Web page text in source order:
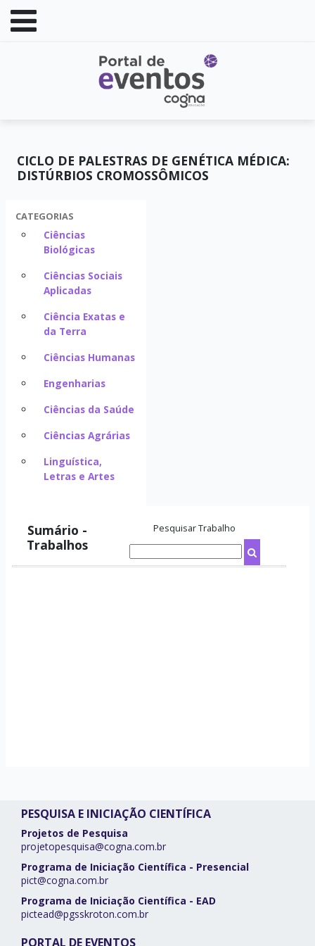
CICLO DE PALESTRAS DE GENÉTICA MÉDICA:
DISTÚRBIOS CROMOSSÔMICOS
CATEGORIAS
Ciências
Biológicas
Ciências Sociais
Aplicadas
Ciência Exatas e
da Terra
Ciências Humanas
Engenharias
Ciências da Saúde
Ciências Agrárias
Linguística,
Letras e Artes
Sumário -
Trabalhos
Pesquisar Trabalho
PESQUISA E INICIAÇÃO CIENTÍFICA
Projetos de Pesquisa
projetopesquisa@cogna.com.br
Programa de Iniciação Científica - Presencial
pict@cogna.com.br
Programa de Iniciação Científica - EAD
pictead@pgsskroton.com.br
PORTAL DE EVENTOS